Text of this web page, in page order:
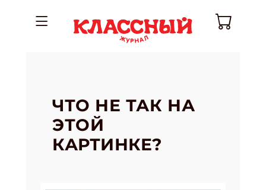
ЧТО НЕ ТАК НА
ЭТОЙ
КАРТИНКЕ?